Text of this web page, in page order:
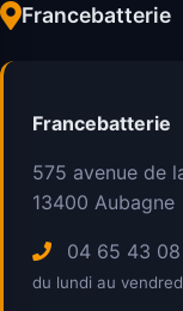
Francebatterie
Francebatterie
575 avenue de
13400 Aubagne
04 65 43
du lundi au